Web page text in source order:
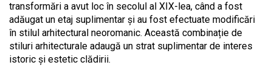
transformări a avut loc în secolul al XIX-lea, când a fost
adăugat un etaj suplimentar și au fost efectuate modificări
în stilul arhitectural neoromanic. Această combinație de
stiluri arhitecturale adaugă un strat suplimentar de interes
istoric și estetic clădirii.